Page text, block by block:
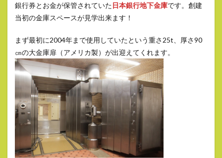
銀行券とお金が保管されていた日本銀行地下金庫です。創建
当初の金庫スペースが見学出来ます！
まず最初に2004年まで使用していたという重さ25t、厚さ90
㎝の大金庫扉（アメリカ製）が出迎えてくれます。